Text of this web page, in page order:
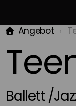
Angebot
Ballett /